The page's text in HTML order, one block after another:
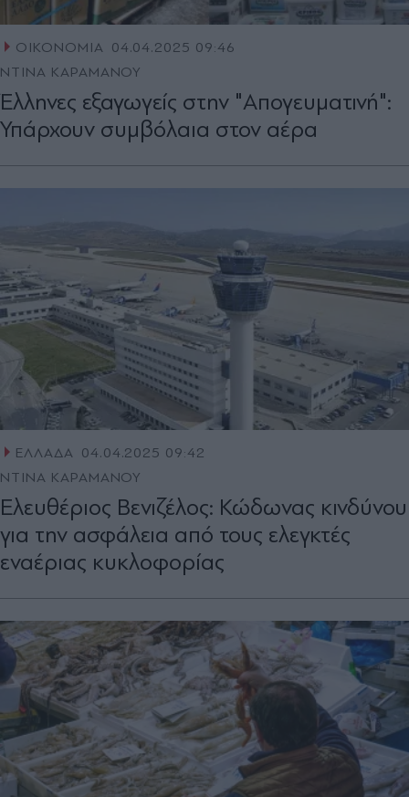
ΟΙΚΟΝΟΜΙΑ 04.04.2025 09:46
ΝΤΙΝΑ ΚΑΡΑΜΑΝΟΥ
Έλληνες εξαγωγείς στην "Απογευματινή":
Υπάρχουν συμβόλαια στον αέρα
ΕΛΛΑΔΑ 04.04.2025 09:42
ΝΤΙΝΑ ΚΑΡΑΜΑΝΟΥ
Ελευθέριος Βενιζέλος: Κώδωνας κινδύνου
για την ασφάλεια από τους ελεγκτές
εναέριας κυκλοφορίας